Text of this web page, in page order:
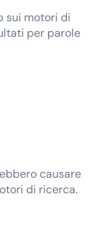
sui motori di
per parole
causare
di ricerca.